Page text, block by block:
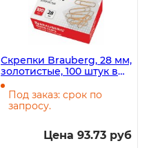
Скрепки Brauberg, 28 мм,
золотистые, 100 штук в
картонной коробке
Под заказ: срок по
запросу.
Цена 93.73 руб